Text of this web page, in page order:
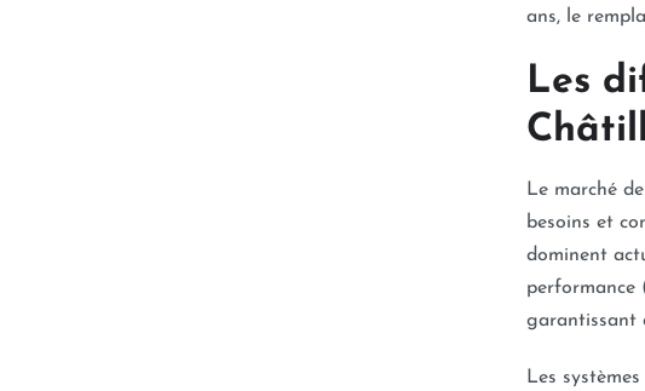
ans, le
Les
Le marché
besoins et
dominent
performance
garantissant
Les